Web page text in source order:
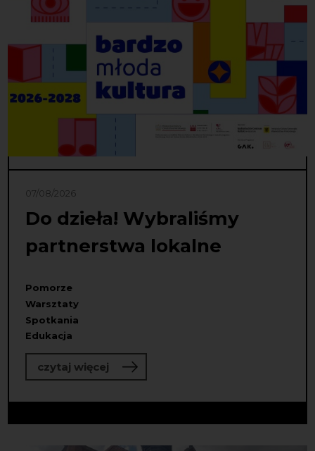
07/08/2026
Do dzieła! Wybraliśmy
partnerstwa lokalne
Pomorze
Warsztaty
Spotkania
Edukacja
czytaj więcejo Do dzieła! Wybraliśmy